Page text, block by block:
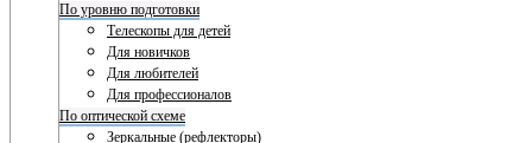
По уровню подготовки
Телескопы для детей
Для новичков
Для любителей
Для профессионалов
По оптической схеме
Зеркальные (рефлекторы)